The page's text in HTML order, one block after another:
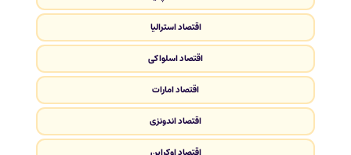
اقتصاد استرالیا
اقتصاد اسلواکی
اقتصاد امارات
اقتصاد اندونزی